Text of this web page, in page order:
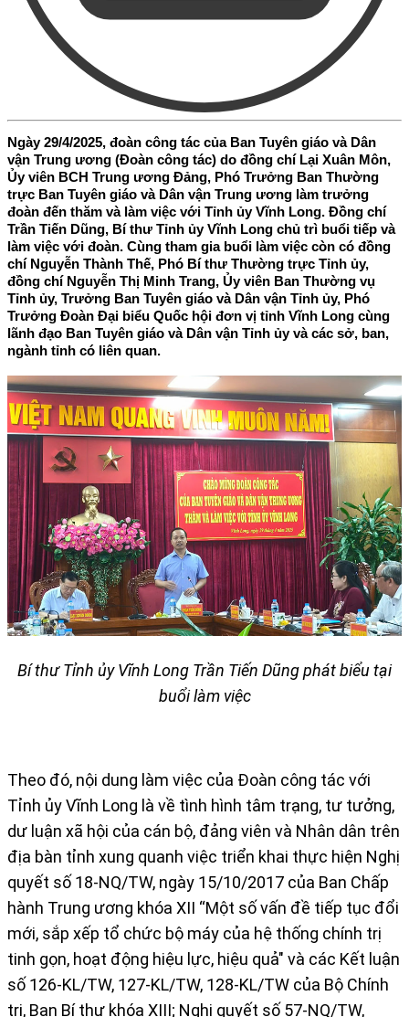
Ngày 29/4/2025, đoàn công tác của Ban Tuyên giáo và Dân
vận Trung ương (Đoàn công tác) do đồng chí Lại Xuân Môn,
Ủy viên BCH Trung ương Đảng, Phó Trưởng Ban Thường
trực Ban Tuyên giáo và Dân vận Trung ương làm trưởng
đoàn đến thăm và làm việc với Tỉnh ủy Vĩnh Long. Đồng chí
Trần Tiến Dũng, Bí thư Tỉnh ủy Vĩnh Long chủ trì buổi tiếp và
làm việc với đoàn. Cùng tham gia buổi làm việc còn có đồng
chí Nguyễn Thành Thế, Phó Bí thư Thường trực Tỉnh ủy,
đồng chí Nguyễn Thị Minh Trang, Ủy viên Ban Thường vụ
Tỉnh ủy, Trưởng Ban Tuyên giáo và Dân vận Tỉnh ủy, Phó
Trưởng Đoàn Đại biểu Quốc hội đơn vị tỉnh Vĩnh Long cùng
lãnh đạo Ban Tuyên giáo và Dân vận Tỉnh ủy và các sở, ban,
ngành tỉnh có liên quan.
Bí thư Tỉnh ủy Vĩnh Long Trần Tiến Dũng phát biểu tại
buổi làm việc
Theo đó, nội dung làm việc của Đoàn công tác với
Tỉnh ủy Vĩnh Long là về tình hình tâm trạng, tư tưởng,
dư luận xã hội của cán bộ, đảng viên và Nhân dân trên
địa bàn tỉnh xung quanh việc triển khai thực hiện Nghị
quyết số 18-NQ/TW, ngày 15/10/2017 của Ban Chấp
hành Trung ương khóa XII “Một số vấn đề tiếp tục đổi
mới, sắp xếp tổ chức bộ máy của hệ thống chính trị
tinh gọn, hoạt động hiệu lực, hiệu quả" và các Kết luận
số 126-KL/TW, 127-KL/TW, 128-KL/TW của Bộ Chính
trị, Ban Bí thư khóa XIII; Nghị quyết số 57-NQ/TW,